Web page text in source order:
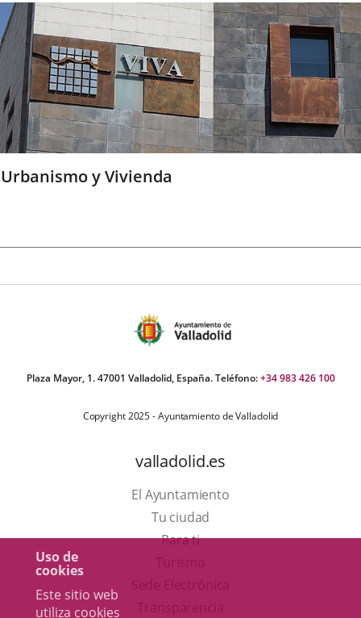
Uso de
cookies
Este sitio web
utiliza cookies
Urbanismo y Vivienda
Plaza Mayor, 1. 47001 Valladolid, España. Teléfono:+34 983 426 100
Copyright 2025 - Ayuntamiento de Valladolid
valladolid.es
El Ayuntamiento
Tu ciudad
Para ti